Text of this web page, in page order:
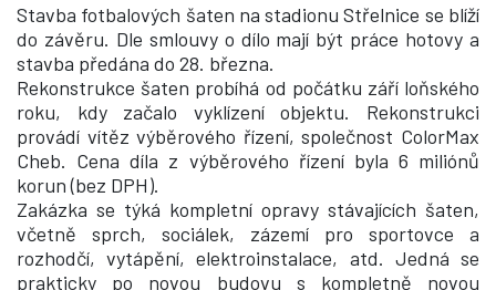
Stavba fotbalových šaten na stadionu Střelnice se blíží
do závěru. Dle smlouvy o dílo mají být práce hotovy a
stavba předána do 28. března.
Rekonstrukce šaten probíhá od počátku září loňského
roku, kdy začalo vyklízení objektu. Rekonstrukci
provádí vítěz výběrového řízení, společnost ColorMax
Cheb. Cena díla z výběrového řízení byla 6 miliónů
korun (bez DPH).
Zakázka se týká kompletní opravy stávajících šaten,
včetně sprch, sociálek, zázemí pro sportovce a
rozhodčí, vytápění, elektroinstalace, atd. Jedná se
prakticky po novou budovu s kompletně novou